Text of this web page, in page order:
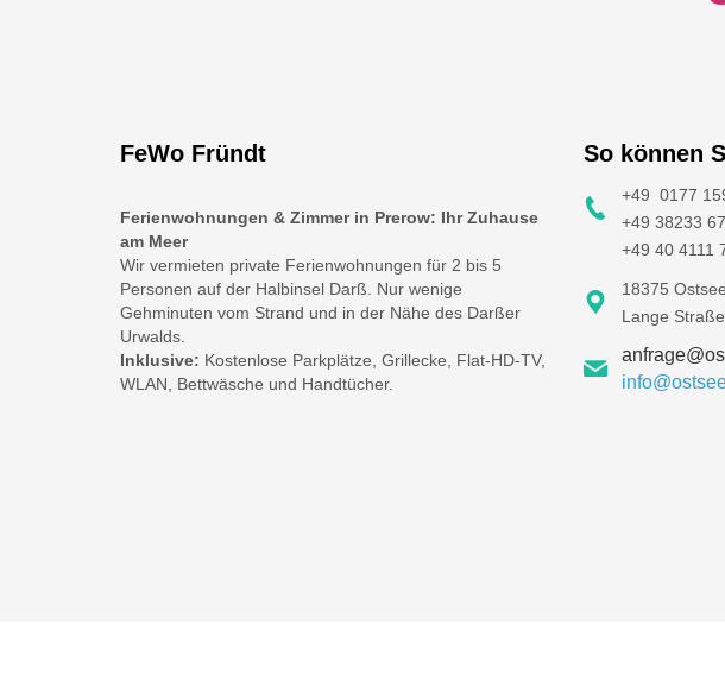
FeWo Fründt
Ferienwohnungen & Zimmer in Prerow: Ihr Zuhause
am Meer
Wir vermieten private Ferienwohnungen für 2 bis 5
Personen auf der Halbinsel Darß. Nur wenige
Gehminuten vom Strand und in der Nähe des Darßer
Urwalds.
Inklusive: Kostenlose Parkplätze, Grillecke, Flat-HD-TV,
WLAN, Bettwäsche und Handtücher.
So können
+49 0177
+49 38233
+49 40 4111
18375
Lange